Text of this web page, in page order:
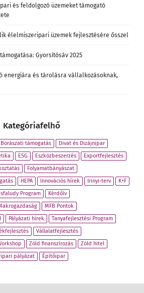
és feldolgozó üzemeket támogató
élelmiszeripari üzemek fejlesztésére ősszel
Gyorsítósáv 2025
energiára és tárolásra vállalkozásoknak,
Kategóriafelhő
Borászati támogatás
Divat és Dizájnipar
ESG Eszközbeszerzés
Exportfejlesztés
Folyamatbányászat
HEPA Innovációs hírek Irinyi-terv
K+F
Program
Kérdőív
MFB Pontok
Pályázati hírek
Tanyafejlesztési Program
Vállalatfejlesztés
Zöld finanszírozás
Zöld hitel
pályázat Építőipar